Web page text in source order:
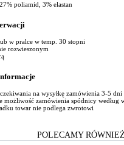
poliamid, 3% elastan
w pralce w temp. 30 stopni
rozwieszonym
na wysyłkę zamówienia 3-5 dni
możliwość zamówienia spódnicy
towar nie podlega zwrotowi
POLECAMY RÓWNIEŻ